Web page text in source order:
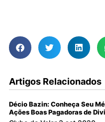
Artigos Relacionados
Décio Bazin: Conheça Seu
Ações Boas Pagadoras de